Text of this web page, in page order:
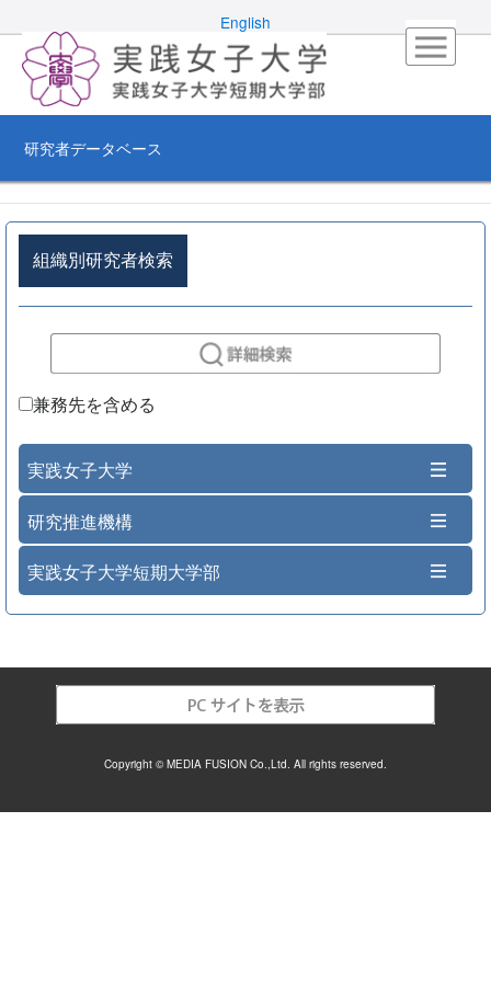
English
研究者データベース
組織別研究者検索
兼務先を含める
実践女子大学
研究推進機構
実践女子大学短期大学部
Copyright © MEDIA FUSION Co.,Ltd. All rights reserved.